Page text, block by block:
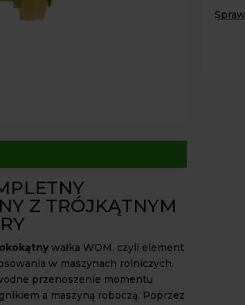
Z TRÓJKĄTNYM
wałka WOM, czyli element
w maszynach rolniczych.
przenoszenie momentu
a maszyną roboczą. Poprzez